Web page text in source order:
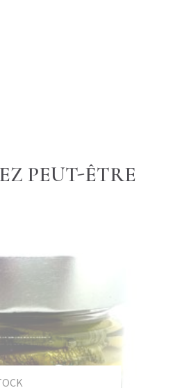
PEUT-ÊTRE